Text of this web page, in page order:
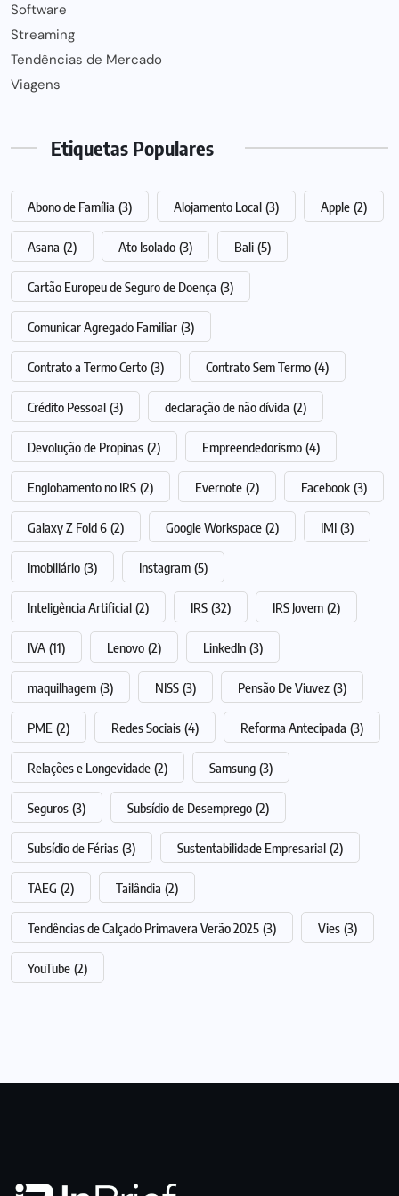
Software
Streaming
Tendências de Mercado
Viagens
Etiquetas Populares
Abono de Família (3) Alojamento Local (3) Apple (2)
Asana (2) Ato Isolado (3) Bali (5)
Cartão Europeu de Seguro de Doença (3)
Comunicar Agregado Familiar (3)
Contrato a Termo Certo (3) Contrato Sem Termo (4)
Crédito Pessoal (3) declaração de não dívida (2)
Devolução de Propinas (2) Empreendedorismo (4)
Englobamento no IRS (2) Evernote (2) Facebook (3)
Galaxy Z Fold 6 (2) Google Workspace (2) IMI (3)
Imobiliário (3) Instagram (5)
Inteligência Artificial (2) IRS (32) IRS Jovem (2)
IVA (11) Lenovo (2) LinkedIn (3)
maquilhagem (3) NISS (3) Pensão De Viuvez (3)
PME (2) Redes Sociais (4) Reforma Antecipada (3)
Relações e Longevidade (2) Samsung (3)
Seguros (3) Subsídio de Desemprego (2)
Subsídio de Férias (3) Sustentabilidade Empresarial (2)
TAEG (2) Tailândia (2)
Tendências de Calçado Primavera Verão 2025 (3) Vies (3)
YouTube (2)